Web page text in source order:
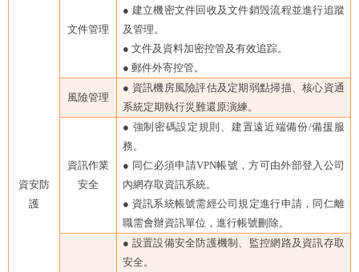
資安防
護
文件管理
● 建立機密文件回收及文件銷毁流程並進行追蹤
及管理。
● 文件及資料加密控管及有效追踪。
● 郵件外寄控管。
風險管理
● 資訊機房風險評估及定期弱點掃描、核心資通
系統定期執行災難還原演練。
資訊作業
安全
● 強制密碼設定規則、建置遠近端備份/備援服
務。
● 同仁必須申請VPN帳號，方可由外部登入公司
內網存取資訊系統。
● 資訊系統帳號需經公司規定進行申請，同仁離
職需會辦資訊單位，進行帳號刪除。
● 設置設備安全防護機制、監控網路及資訊存取
安全。